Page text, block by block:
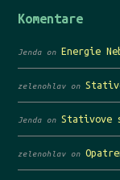
Komentare
Jenda on Energie
zelenohlav on
Jenda onStativove
zelenohlav on